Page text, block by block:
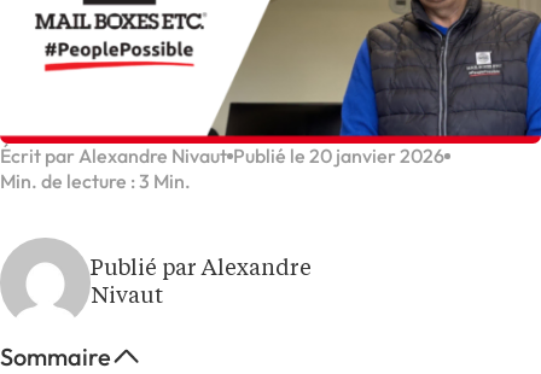
Écrit par Alexandre Nivaut Publié le 20 janvier 2026
Min. de lecture : 3 Min.
Publié par Alexandre
Nivaut
Sommaire